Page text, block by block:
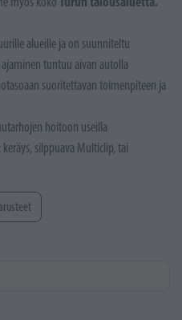
alueille ja on suunniteltu
tuntuu aivan autolla
suoritettavan toimenpiteen ja
hoitoon useilla
silppuava Multiclip, tai